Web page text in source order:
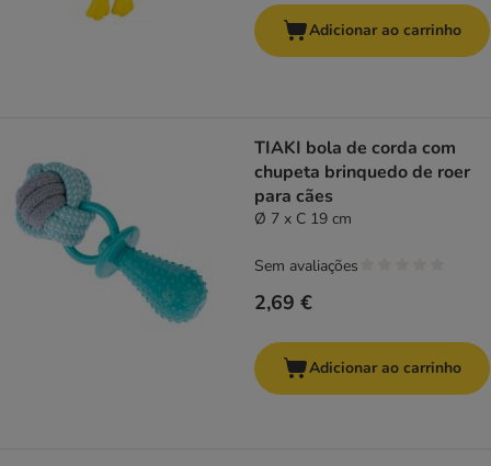
Adicionar ao carrinho
TIAKI bola de corda com
chupeta brinquedo de roer
para cães
Ø 7 x C 19 cm
2,69 €
Sem avaliações
Adicionar ao carrinho